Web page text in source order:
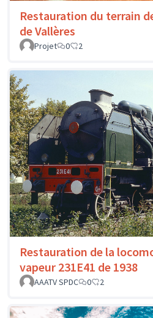
Restauration du terrain
de Vallères
Projet
0 2
Restauration de la
vapeur 231E41 de 1938
AAATV SPDC
0 2